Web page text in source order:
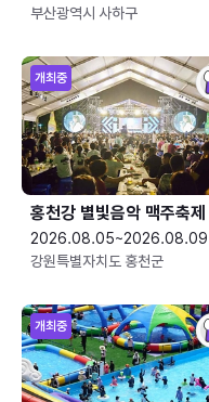
부산광역시 사하구
개최중
홍천강 별빛음악 맥주축제
2026.08.05~2026.08.09
강원특별자치도 홍천군
개최중